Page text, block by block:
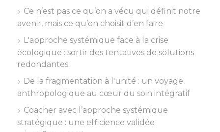
Ce n’est pas ce qu’on a vécu qui définit notre
avenir, mais ce qu’on choisit d’en faire
L'approche systémique face à la crise
écologique : sortir des tentatives de solutions
redondantes
De la fragmentation à l'unité : un voyage
anthropologique au cœur du soin intégratif
Coacher avec l’approche systémique
stratégique : une efficience validée